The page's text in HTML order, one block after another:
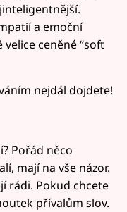
a emoční
ceněné “soft
nejdál dojdete!
Pořád něco
mají na vše názor.
rádi. Pokud chcete
přívalům slov.